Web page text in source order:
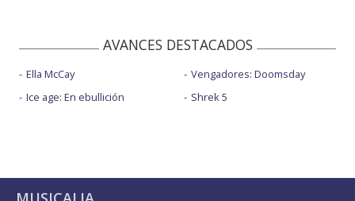
AVANCES DESTACADOS
Ella McCay
Ice age: En ebullición
Vengadores: Doomsday
Shrek 5